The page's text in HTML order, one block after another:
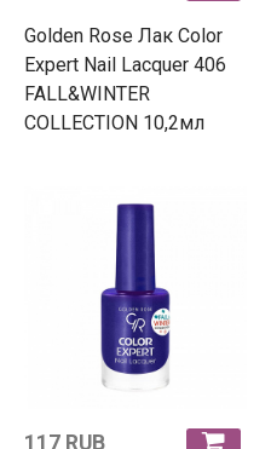
Golden Rose Лак Color
Expert Nail Lacquer 406
FALL&WINTER
COLLECTION 10,2мл
117 RUB